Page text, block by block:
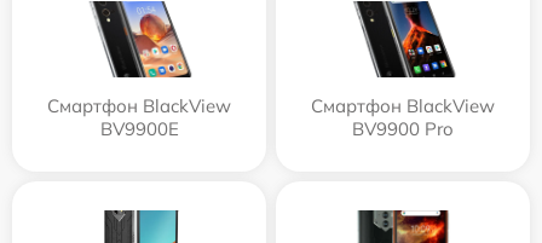
Смартфон BlackView
BV9900E
Смартфон BlackView
BV9900 Pro